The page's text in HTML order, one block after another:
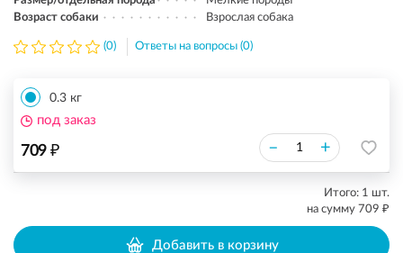
Возраст собаки
Взрослая собака
(0) Ответы на вопросы (0)
0.3 кг
709 ₽ – +
под заказ
Итого: 1 шт.
на сумму 709 ₽
Добавить в корзину